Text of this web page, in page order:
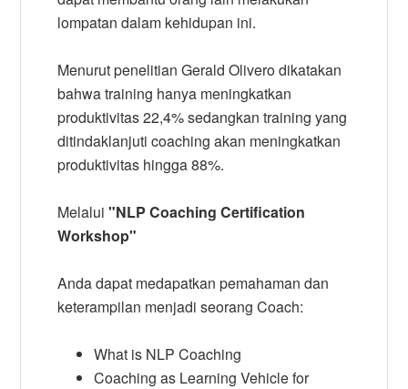
lompatan dalam kehidupan ini.
Menurut penelitian Gerald Olivero dikatakan
bahwa training hanya meningkatkan
produktivitas 22,4% sedangkan training yang
ditindaklanjuti coaching akan meningkatkan
produktivitas hingga 88%.
Melalui"NLP Coaching Certification
Workshop"
Anda dapat medapatkan pemahaman dan
keterampilan menjadi seorang Coach:
What is NLP Coaching
Coaching as Learning Vehicle for